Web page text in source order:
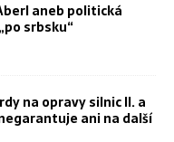
aneb politická
srbsku“
na opravy silnic II. a
ani na další